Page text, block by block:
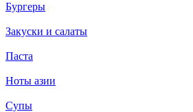
Бургеры
Закуски и салаты
Паста
Ноты азии
Супы